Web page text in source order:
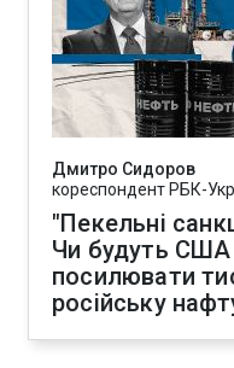
Дмитро Сидоров
кореспондент РБК-
"Пекельні
Чи будуть США
посилювати
російську